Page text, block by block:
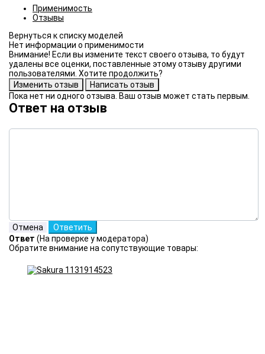
Применимость
Отзывы
Нет информации о применимости
Внимание! Если вы измените текст своего отзыва, то будут
удалены все оценки, поставленные этому отзыву другими
пользователями. Хотите продолжить?
Пока нет ни одного отзыва. Ваш отзыв может стать первым.
Ответ на отзыв
Ответ (На проверке у модератора)
Обратите внимание на сопутствующие товары: